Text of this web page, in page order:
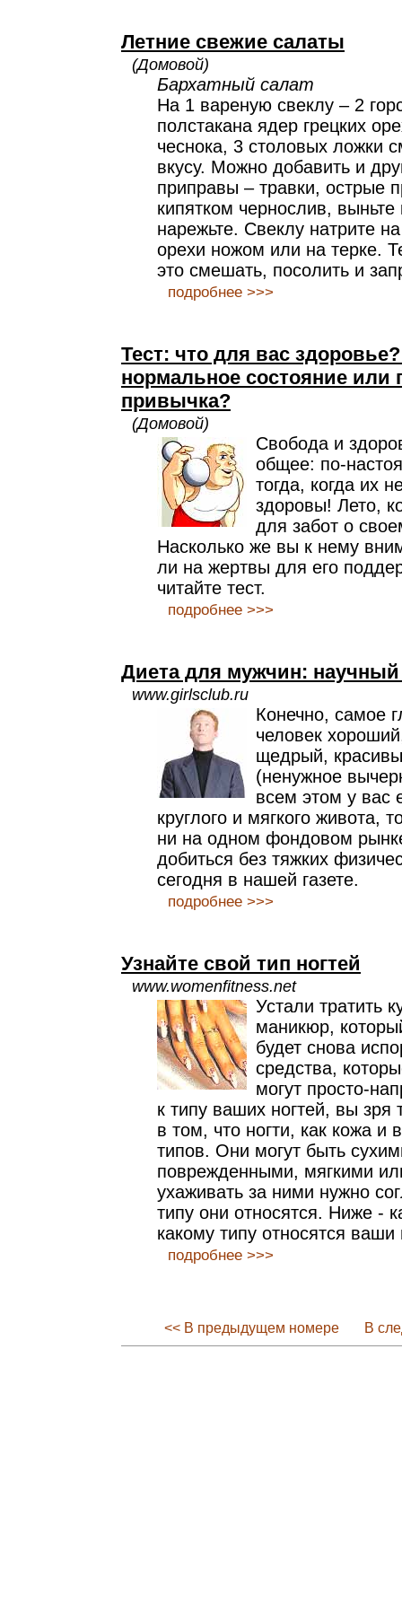
Летние свежие салаты
(Домовой)
Бархатный салат
На 1 вареную свеклу – 2
полстакана ядер грецких
чеснока, 3 столовых ложки
вкусу. Можно добавить и
приправы – травки, острые
кипятком чернослив, выньте
нарежьте. Свеклу натрите
орехи ножом или на терке.
это смешать, посолить и
подробнее >>>
Тест: что для вас
нормальное состояние или
привычка?
(Домовой)
Свобода и
общее: по-
тогда, когда их
здоровы! Лето,
для забот о
Насколько же вы к нему
ли на жертвы для его
читайте тест.
подробнее >>>
Диета для мужчин:
www.girlsclub.ru
Конечно, самое
человек
щедрый,
(ненужное
всем этом у вас
круглого и мягкого живота,
ни на одном фондовом
добиться без тяжких
сегодня в нашей газете.
подробнее >>>
Узнайте свой тип ногтей
www.womenfitness.net
Устали тратить
маникюр,
будет снова
средства,
могут просто-
к типу ваших ногтей, вы зря
в том, что ногти, как кожа и
типов. Они могут быть
поврежденными, мягкими
ухаживать за ними нужно
типу они относятся. Ниже -
какому типу относятся ваши
подробнее >>>
<< В предыдущем номере В